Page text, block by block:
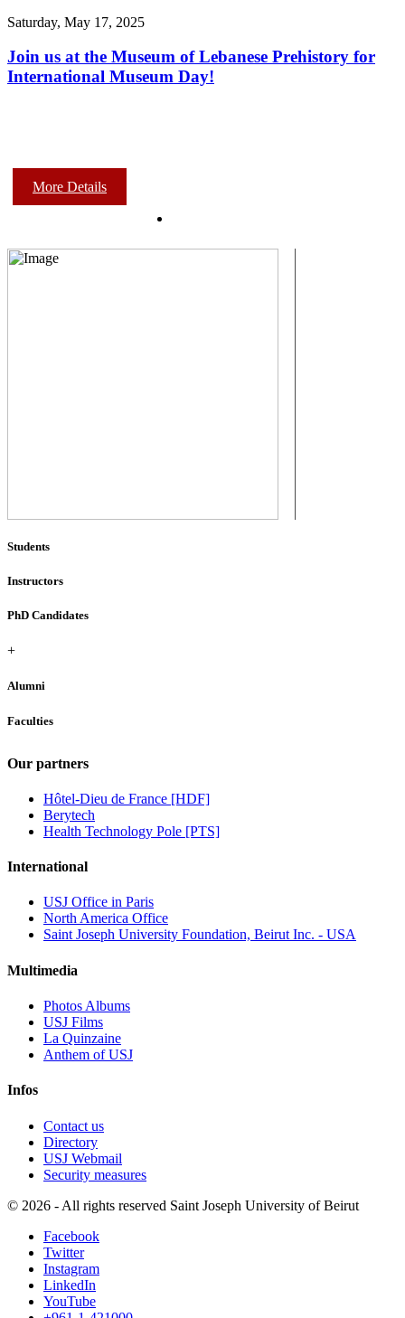
Saturday, May 17, 2025
Join us at the Museum of Lebanese Prehistory for
International Museum Day!
More Details
Students
Instructors
PhD Candidates
+
Alumni
Faculties
Our partners
Hôtel-Dieu de France [HDF]
Berytech
Health Technology Pole [PTS]
International
USJ Office in Paris
North America Office
Saint Joseph University Foundation, Beirut Inc. - USA
Multimedia
Photos Albums
USJ Films
La Quinzaine
Anthem of USJ
Infos
Contact us
Directory
USJ Webmail
Security measures
© 2026 - All rights reserved Saint Joseph University of Beirut
Facebook
Twitter
Instagram
LinkedIn
YouTube